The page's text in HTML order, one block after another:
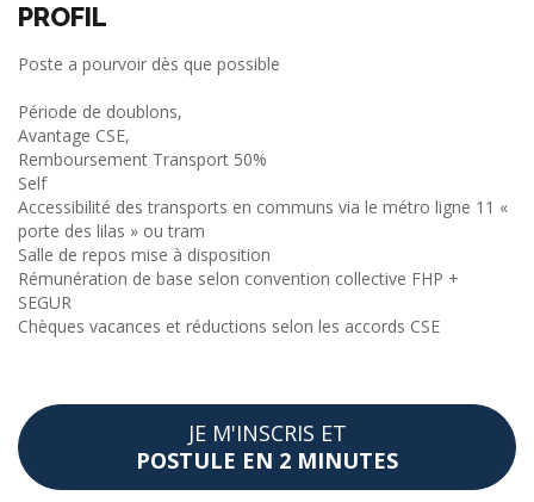
PROFIL
Poste a pourvoir dès que possible
Période de doublons,
Avantage CSE,
Remboursement Transport 50%
Self
Accessibilité des transports en communs via le métro ligne 11 «
porte des lilas » ou tram
Salle de repos mise à disposition
Rémunération de base selon convention collective FHP +
SEGUR
Chèques vacances et réductions selon les accords CSE
JE M'INSCRIS ET
POSTULE EN 2 MINUTES